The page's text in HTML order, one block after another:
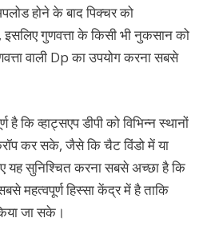
होने के बाद पिक्चर को
गुणवत्ता के किसी भी नुकसान को
वाली Dp का उपयोग करना सबसे
है कि व्हाट्सएप डीपी को विभिन्न स्थानों
कर सके, जैसे कि चैट विंडो में या
यह सुनिश्चित करना सबसे अच्छा है कि
महत्वपूर्ण हिस्सा केंद्र में है ताकि
जा सके।